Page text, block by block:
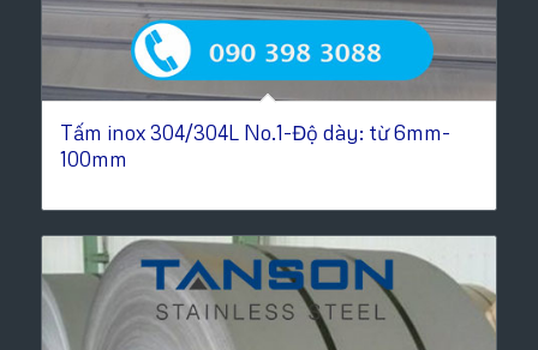
Tấm inox 304/304L No.1-Độ dày: từ 6mm-
100mm